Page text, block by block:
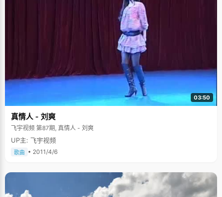
03:50
真情人 - 刘爽
飞宇视频 第87期, 真情人 - 刘爽
UP主: 飞宇视频
歌曲 • 2011/4/6